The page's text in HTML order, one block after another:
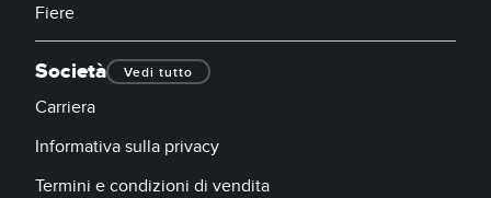
Fiere
Società Vedi tutto
Carriera
Informativa sulla privacy
Termini e condizioni di vendita